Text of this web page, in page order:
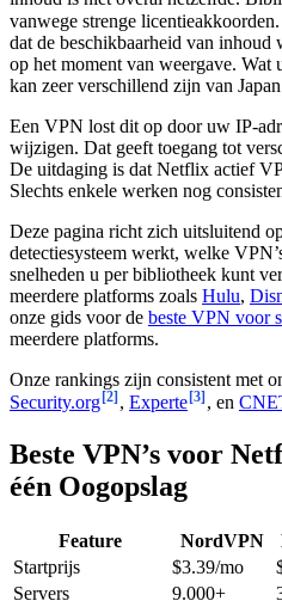
vanwege strenge licentieakkoorden.
dat de beschikbaarheid van
op het moment van weergave. Wat
kan zeer verschillend zijn van
Een VPN lost dit op door uw IP-
wijzigen. Dat geeft toegang tot
De uitdaging is dat Netflix actief
Slechts enkele werken nog
Deze pagina richt zich uitsluitend
detectiesysteem werkt, welke
snelheden u per bibliotheek kunt
meerdere platforms zoals Hulu,
onze gids voor de beste VPN voor
meerdere platforms.
Onze rankings zijn consistent met
Security.org [2] , Experte [3] , en
Beste VPN’s voor
één Oogopslag
Feature NordVPN
Startprijs
$3.39/mo
Servers
9.000+